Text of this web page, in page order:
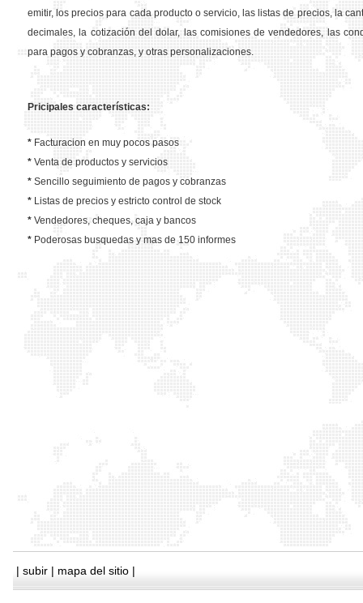
emitir, los precios para cada producto o servicio, las listas de precios, la
decimales, la cotización del dolar, las comisiones de vendedores, las
para pagos y cobranzas, y otras personalizaciones.
Pricipales características:
* Facturacion en muy pocos pasos
* Venta de productos y servicios
* Sencillo seguimiento de pagos y cobranzas
* Listas de precios y estricto control de stock
* Vendedores, cheques, caja y bancos
* Poderosas busquedas y mas de 150 informes
| subir | mapa del sitio |